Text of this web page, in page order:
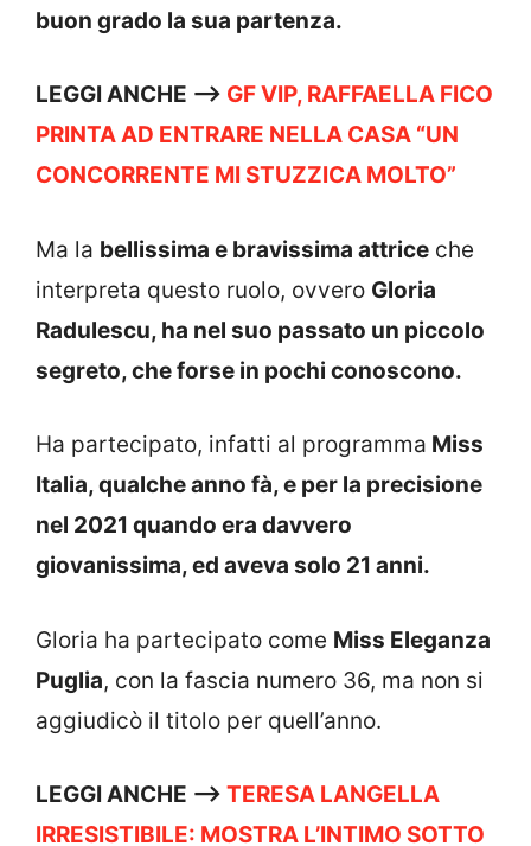
buon grado la sua partenza.
LEGGI ANCHE —-> GF VIP, RAFFAELLA FICO
PRINTA AD ENTRARE NELLA CASA “UN
CONCORRENTE MI STUZZICA MOLTO”
Ma la bellissima e bravissima attrice che
interpreta questo ruolo, ovvero Gloria
Radulescu, ha nel suo passato un piccolo
segreto, che forse in pochi conoscono.
Ha partecipato, infatti al programma Miss
Italia, qualche anno fà, e per la precisione
nel 2021 quando era davvero
giovanissima, ed aveva solo 21 anni.
Gloria ha partecipato come Miss Eleganza
Puglia, con la fascia numero 36, ma non si
aggiudicò il titolo per quell’anno.
LEGGI ANCHE —–> TERESA LANGELLA
IRRESISTIBILE: MOSTRA L’INTIMO SOTTO